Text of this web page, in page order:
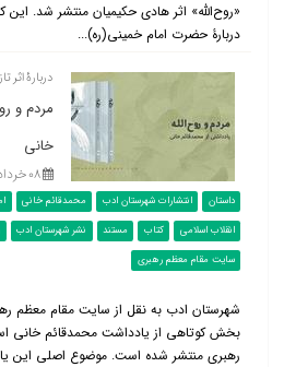
«روح‌الله» اثر هادی حکیمیان منتشر شد. این
دربارۀ حضرت امام خمینی(ره)...
دربارۀ اثر
خانی
۰۸ خرداد ۱۴۰۴ |
داستان انتشارات شهرستان ادب محمدقائم خانی
انقلاب اسلامی
کتاب مستند نشر شهرستان ادب
سایت مقام معظم رهبری
شهرستان ادب به نقل از سایت مقام معظم
بخش کوتاهی از یادداشت محمدقائم خانی
رهبری منتشر شده است. موضوع اصلی این